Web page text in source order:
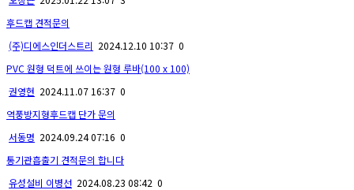
후드캡 견적문의
(주)디에스인더스트리 2024.12.10 10:37 0
PVC 원형 덕트에 쓰이는 원형 루바(100 x 100)
권영현 2024.11.07 16:37 0
역풍방지형후드캡 단가 문의
서동명 2024.09.24 07:16 0
통기관흡출기 견적문의 합니다
유성설비 이병선 2024.08.23 08:42 0